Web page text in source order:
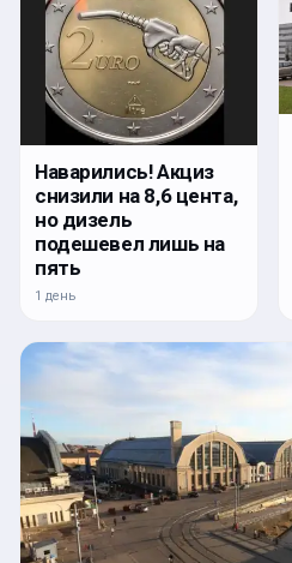
Наварились! Акциз
снизили на 8,6 цента,
но дизель
подешевел лишь на
пять
1 день